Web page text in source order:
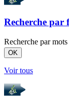
Recherche par
Recherche par mots
OK
Voir tous